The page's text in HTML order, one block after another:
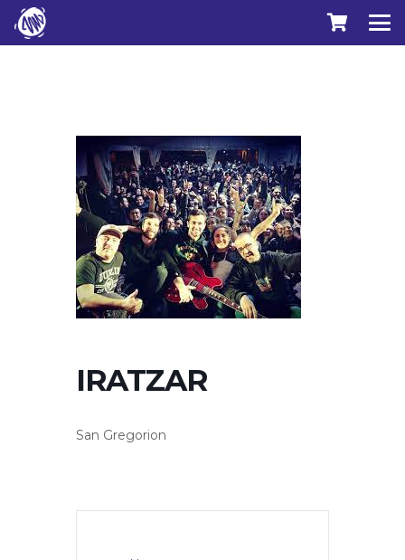
IRATZAR
San Gregorion